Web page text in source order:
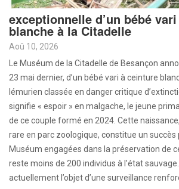
exceptionnelle d’un bébé
blanche à la Citadelle
Aoû 10, 2026
Le Muséum de la Citadelle de Besançon
23 mai dernier, d’un bébé vari à ceinture
lémurien classée en danger critique
signifie « espoir » en malgache, le jeune
de ce couple formé en 2024. Cette
rare en parc zoologique, constitue un succès
Muséum engagées dans la préservation de
reste moins de 200 individus à l’état
actuellement l’objet d’une surveillance